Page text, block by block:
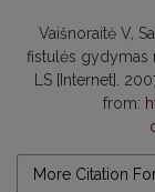
Vaišnoraitė V,
fistulės gydymas
LS [Internet].
from:
More Citation